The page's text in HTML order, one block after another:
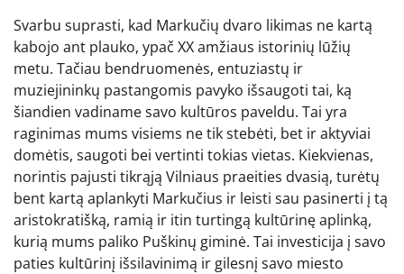
Svarbu suprasti, kad Markučių dvaro likimas ne kartą
kabojo ant plauko, ypač XX amžiaus istorinių lūžių
metu. Tačiau bendruomenės, entuziastų ir
muziejininkų pastangomis pavyko išsaugoti tai, ką
šiandien vadiname savo kultūros paveldu. Tai yra
raginimas mums visiems ne tik stebėti, bet ir aktyviai
domėtis, saugoti bei vertinti tokias vietas. Kiekvienas,
norintis pajusti tikrąją Vilniaus praeities dvasią, turėtų
bent kartą aplankyti Markučius ir leisti sau pasinerti į tą
aristokratišką, ramią ir itin turtingą kultūrinę aplinką,
kurią mums paliko Puškinų giminė. Tai investicija į savo
paties kultūrinį išsilavinimą ir gilesnį savo miesto